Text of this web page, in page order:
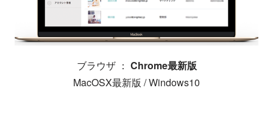
ブラウザ ： Chrome最新版
MacOSX最新版 / Windows10